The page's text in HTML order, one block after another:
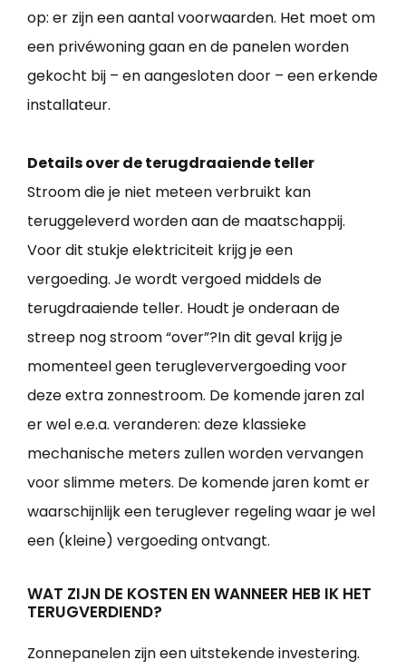
op: er zijn een aantal voorwaarden. Het moet om
een privéwoning gaan en de panelen worden
gekocht bij – en aangesloten door – een erkende
installateur.
Details over de terugdraaiende teller
Stroom die je niet meteen verbruikt kan
teruggeleverd worden aan de maatschappij.
Voor dit stukje elektriciteit krijg je een
vergoeding. Je wordt vergoed middels de
terugdraaiende teller. Houdt je onderaan de
streep nog stroom “over”?In dit geval krijg je
momenteel geen terugleververgoeding voor
deze extra zonnestroom. De komende jaren zal
er wel e.e.a. veranderen: deze klassieke
mechanische meters zullen worden vervangen
voor slimme meters. De komende jaren komt er
waarschijnlijk een teruglever regeling waar je wel
een (kleine) vergoeding ontvangt.
WAT ZIJN DE KOSTEN EN WANNEER HEB IK HET
TERUGVERDIEND?
Zonnepanelen zijn een uitstekende investering.